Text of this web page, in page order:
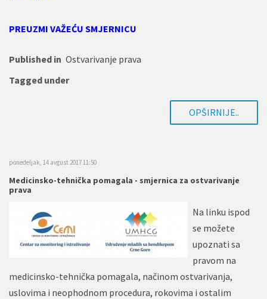
PREUZMI VAŽEĆU SMJERNICU
Published in Ostvarivanje prava
Tagged under
OPŠIRNIJE..
ponedeljak, 14 avgust 2017 11:50
Medicinsko-tehnička pomagala - smjernica za ostvarivanje
prava
Na linku ispod
se možete
upoznati sa
pravom na
medicinsko-tehnička pomagala, načinom ostvarivanja,
uslovima i neophodnom procedura, rokovima i ostalim